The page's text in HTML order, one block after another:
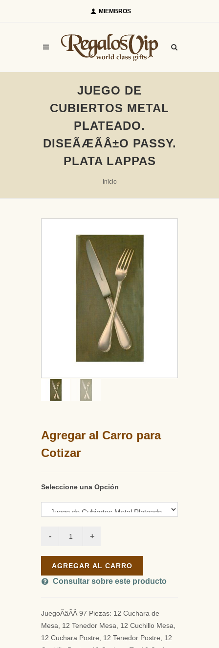
MIEMBROS
JUEGO DE
CUBIERTOS METAL
PLATEADO.
DISEÃÆÃÂ±O PASSY.
PLATA LAPPAS
Inicio
Agregar al Carro para
Cotizar
Seleccione una Opción
AGREGAR AL CARRO
Consultar sobre este producto
JuegoÃâÃÂ 97 Piezas: 12 Cuchara de
Mesa, 12 Tenedor Mesa, 12 Cuchillo Mesa,
12 Cuchara Postre, 12 Tenedor Postre, 12